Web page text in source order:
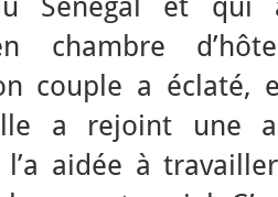
Sénégal et qui
chambre
couple a éclaté,
a rejoint une
l’a aidée à